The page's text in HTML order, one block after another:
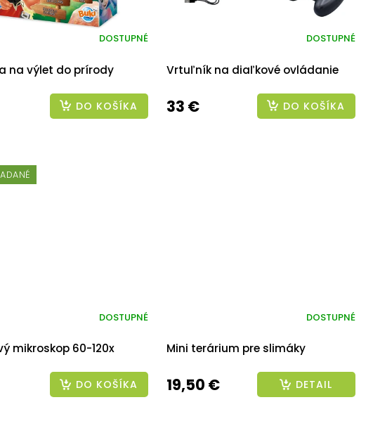
na výlet do prírody
DOSTUPNÉ
DO KOŠÍKA
Vrtuľník na diaľkové ovládanie
DOSTUPNÉ
33 € DO KOŠÍKA
mikroskop 60-120x
DOSTUPNÉ
DO KOŠÍKA
Mini terárium pre slimáky
DOSTUPNÉ
19,50 € DETAIL